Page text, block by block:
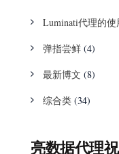
Luminati代理的
弹指尝鲜 (4)
最新博文 (8)
综合类 (34)
亮数据代理